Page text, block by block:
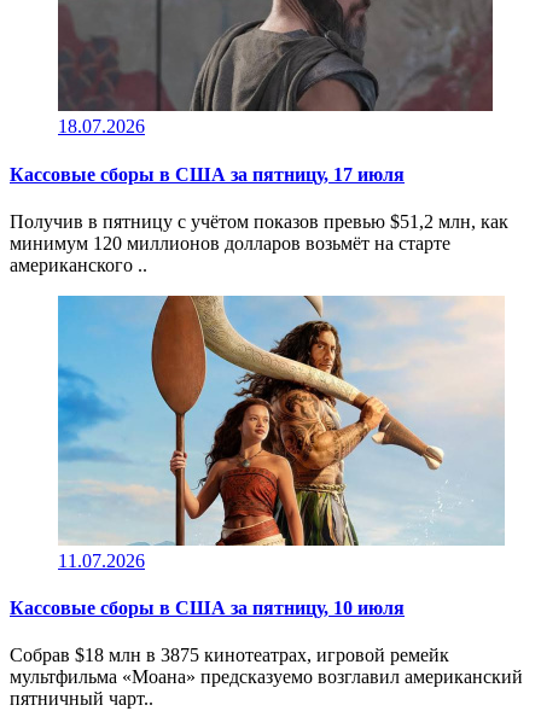
18.07.2026
Кассовые сборы в CША за пятницу, 17 июля
Получив в пятницу c учётом показов превью $51,2 млн, как
минимум 120 миллионов долларов возьмёт на старте
американского ..
11.07.2026
Кассовые сборы в CША за пятницу, 10 июля
Собрав $18 млн в 3875 кинотеатрах, игровой ремейк
мультфильма «Моана» предсказуемо возглавил американский
пятничный чарт..